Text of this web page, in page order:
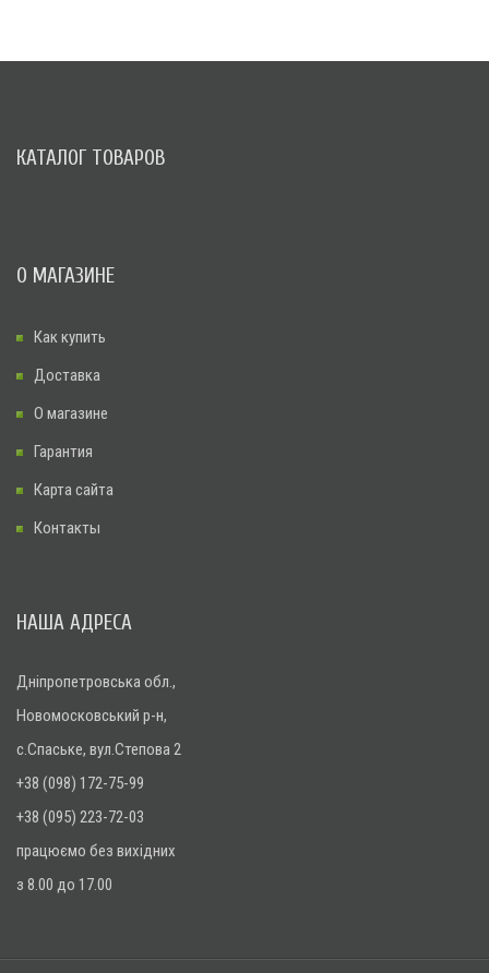
КАТАЛОГ ТОВАРОВ
О МАГАЗИНЕ
Как купить
Доставка
О магазине
Гарантия
Карта сайта
Контакты
НАША АДРЕСА
Дніпропетровська обл.,
Новомосковський р-н,
с.Спаське, вул.Степова 2
+38 (098) 172-75-99
+38 (095) 223-72-03
працюємо без вихідних
з 8.00 до 17.00